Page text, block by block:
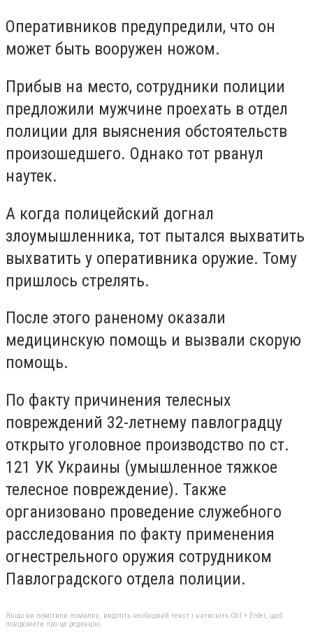
Оперативников предупредили, что он
может быть вооружен ножом.
Прибыв на место, сотрудники полиции
предложили мужчине проехать в отдел
полиции для выяснения обстоятельств
произошедшего. Однако тот рванул
наутек.
А когда полицейский догнал
злоумышленника, тот пытался выхватить
выхватить у оперативника оружие. Тому
пришлось стрелять.
После этого раненому оказали
медицинскую помощь и вызвали скорую
помощь.
По факту причинения телесных
повреждений 32-летнему павлоградцу
открыто уголовное производство по ст.
121 УК Украины (умышленное тяжкое
телесное повреждение). Также
организовано проведение служебного
расследования по факту применения
огнестрельного оружия сотрудником
Павлоградского отдела полиции.
Якщо ви помітили помилку, виділіть необхідний текст і натисніть Ctrl + Enter, щоб
повідомити про це редакцію